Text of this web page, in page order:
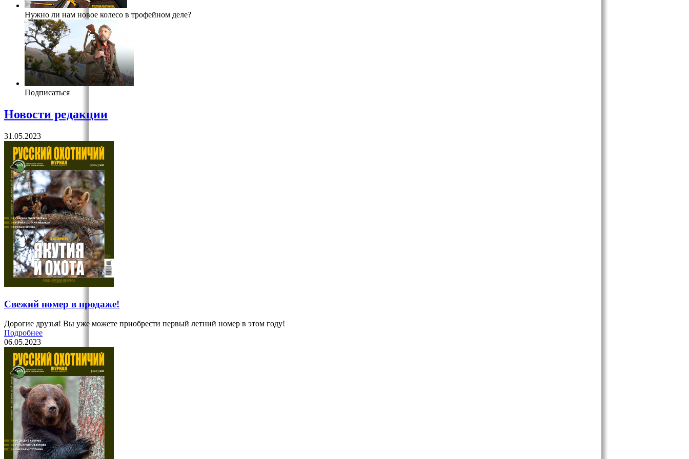
Нужно ли нам новое колесо в трофейном деле?
Подписаться
Новости редакции
31.05.2023
Свежий номер в продаже!
Дорогие друзья! Вы уже можете приобрести первый летний номер в этом году!
Подробнее
06.05.2023